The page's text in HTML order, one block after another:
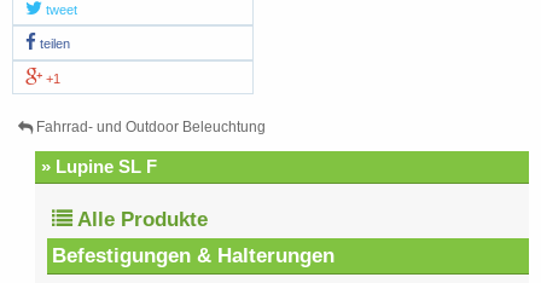
tweet
teilen
+1
Fahrrad- und Outdoor Beleuchtung
» Lupine SL F
Alle Produkte
Befestigungen & Halterungen